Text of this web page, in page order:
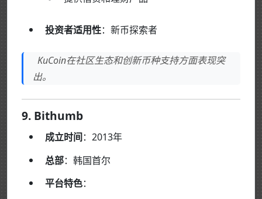
投资者适用性：新币探索者
KuCoin在社区生态和创新币种支持方面表现突
出。
9. Bithumb
成立时间：2013年
总部：韩国首尔
平台特色：